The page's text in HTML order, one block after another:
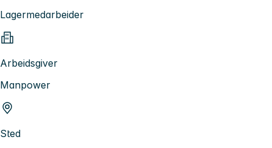
Lagermedarbeider
Arbeidsgiver
Manpower
Sted